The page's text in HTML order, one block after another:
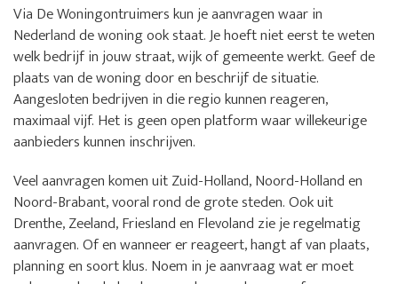
Via De Woningontruimers kun je aanvragen waar in
Nederland de woning ook staat. Je hoeft niet eerst te weten
welk bedrijf in jouw straat, wijk of gemeente werkt. Geef de
plaats van de woning door en beschrijf de situatie.
Aangesloten bedrijven in die regio kunnen reageren,
maximaal vijf. Het is geen open platform waar willekeurige
aanbieders kunnen inschrijven.
Veel aanvragen komen uit Zuid-Holland, Noord-Holland en
Noord-Brabant, vooral rond de grote steden. Ook uit
Drenthe, Zeeland, Friesland en Flevoland zie je regelmatig
aanvragen. Of en wanneer er reageert, hangt af van plaats,
planning en soort klus. Noem in je aanvraag wat er moet